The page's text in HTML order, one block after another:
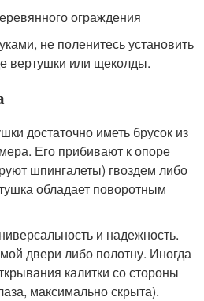
ограждения
не поленитесь установить
вертушки или щеколды.
достаточно иметь брусок из
Его прибивают к опоре
шпингалеты) гвоздем либо
обладает поворотным
и надежность.
двери либо полотну. Иногда
калитки со стороны
максимально скрыта).